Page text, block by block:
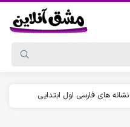
های فارسی اول ابتدایی